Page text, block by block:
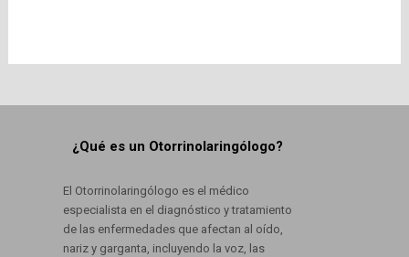
¿Qué es un Otorrinolaringólogo?
El Otorrinolaringólogo es el médico
especialista en el diagnóstico y tratamiento
de las enfermedades que afectan al oído,
nariz y garganta, incluyendo la voz, las